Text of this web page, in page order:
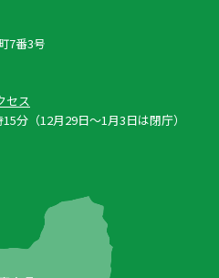
7番3号
セス
分（12月29日〜1月3日は閉庁）